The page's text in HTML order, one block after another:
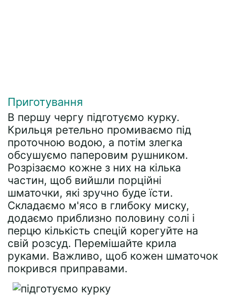
Приготування
В першу чергу підготуємо курку.
Крильця ретельно промиваємо під
проточною водою, а потім злегка
обсушуємо паперовим рушником.
Розрізаємо кожне з них на кілька
частин, щоб вийшли порційні
шматочки, які зручно буде їсти.
Складаємо м'ясо в глибоку миску,
додаємо приблизно половину солі і
перцю кількість спецій корегуйте на
свій розсуд. Перемішайте крила
руками. Важливо, щоб кожен шматочок
покрився приправами.